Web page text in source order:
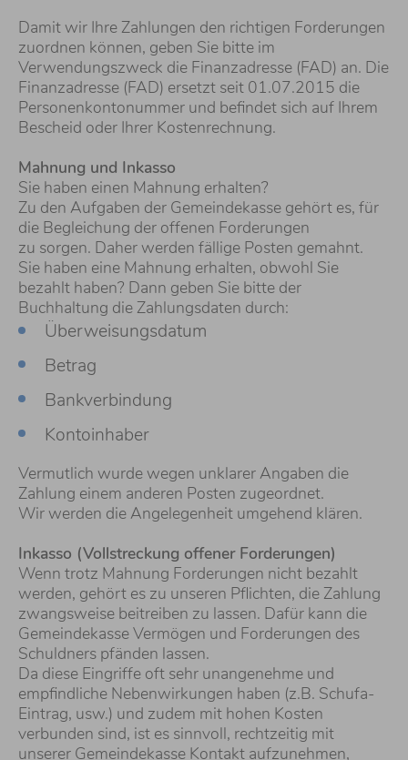
Damit wir Ihre Zahlungen den richtigen Forderungen
zuordnen können, geben Sie bitte im
Verwendungszweck die Finanzadresse (FAD) an. Die
Finanzadresse (FAD) ersetzt seit 01.07.2015 die
Personenkontonummer und befindet sich auf Ihrem
Bescheid oder Ihrer Kostenrechnung.
Mahnung und Inkasso
Sie haben einen Mahnung erhalten?
Zu den Aufgaben der Gemeindekasse gehört es, für
die Begleichung der offenen Forderungen
zu sorgen. Daher werden fällige Posten gemahnt.
Sie haben eine Mahnung erhalten, obwohl Sie
bezahlt haben? Dann geben Sie bitte der
Buchhaltung die Zahlungsdaten durch:
Überweisungsdatum
Betrag
Bankverbindung
Kontoinhaber
Vermutlich wurde wegen unklarer Angaben die
Zahlung einem anderen Posten zugeordnet.
Wir werden die Angelegenheit umgehend klären.
Inkasso (Vollstreckung offener Forderungen)
Wenn trotz Mahnung Forderungen nicht bezahlt
werden, gehört es zu unseren Pflichten, die Zahlung
zwangsweise beitreiben zu lassen. Dafür kann die
Gemeindekasse Vermögen und Forderungen des
Schuldners pfänden lassen.
Da diese Eingriffe oft sehr unangenehme und
empfindliche Nebenwirkungen haben (z.B. Schufa-
Eintrag, usw.) und zudem mit hohen Kosten
verbunden sind, ist es sinnvoll, rechtzeitig mit
unserer Gemeindekasse Kontakt aufzunehmen,